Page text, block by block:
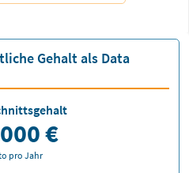
Gehalt als Data
€
pro Jahr